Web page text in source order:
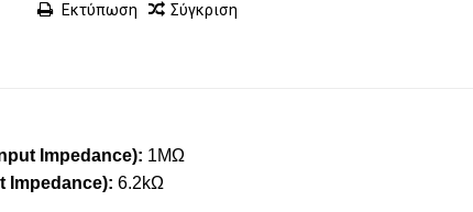
Εκτύπωση Σύγκριση
Impedance): 1MΩ
Impedance): 6.2kΩ